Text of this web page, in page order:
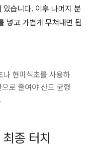
습니다. 이후 나머지 분
넣고 가볍게 무쳐내면 됩
현미식초를 사용하
로 줄여야 산도 균형
종 터치